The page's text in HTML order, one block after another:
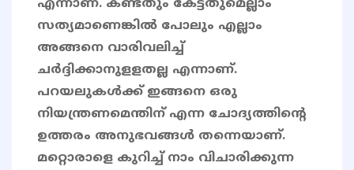
എന്നാണ്. കണ്ടതും കേട്ടതുമെല്ലാം
സത്യമാണെങ്കിൽ പോലും എല്ലാം
അങ്ങനെ വാരിവലിച്ച്
ചർദ്ദിക്കാനുളളതല്ല എന്നാണ്.
പറയലുകൾക്ക് ഇങ്ങനെ ഒരു
നിയന്ത്രണമെന്തിന് എന്ന ചോദ്യത്തിന്റെ
ഉത്തരം അനുഭവങ്ങൾ തന്നെയാണ്.
മറ്റൊരാളെ കുറിച്ച് നാം വിചാരിക്കുന്ന